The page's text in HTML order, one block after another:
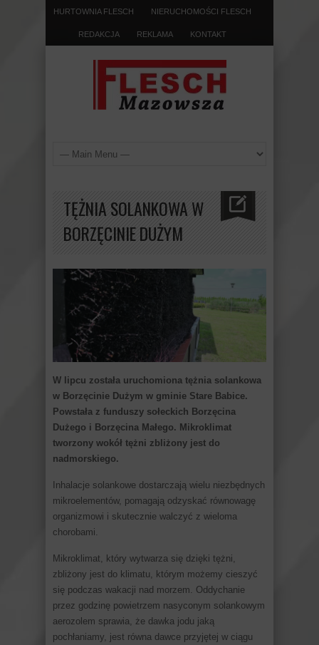
HURTOWNIA FLESCH NIERUCHOMOŚCI FLESCH
REDAKCJA REKLAMA KONTAKT
TĘŻNIA SOLANKOWA W
BORZĘCINIE DUŻYM
W lipcu została uruchomiona tężnia solankowa
w Borzęcinie Dużym w gminie Stare Babice.
Powstała z funduszy sołeckich Borzęcina
Dużego i Borzęcina Małego. Mikroklimat
tworzony wokół tężni zbliżony jest do
nadmorskiego.
Inhalacje solankowe dostarczają wielu niezbędnych
mikroelementów, pomagają odzyskać równowagę
organizmowi i skutecznie walczyć z wieloma
chorobami.
Mikroklimat, który wytwarza się dzięki tężni,
zbliżony jest do klimatu, którym możemy cieszyć
się podczas wakacji nad morzem. Oddychanie
przez godzinę powietrzem nasyconym solankowym
aerozolem sprawia, że dawka jodu jaką
pochłaniamy, jest równa dawce przyjętej w ciągu